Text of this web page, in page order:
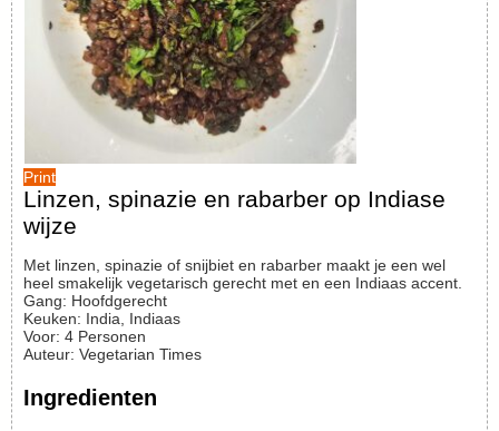
Print
Linzen, spinazie en rabarber op Indiase
wijze
Met linzen, spinazie of snijbiet en rabarber maakt je een wel
heel smakelijk vegetarisch gerecht met en een Indiaas accent.
Gang: Hoofdgerecht
Keuken: India, Indiaas
Voor: 4 Personen
Auteur: Vegetarian Times
Ingredienten